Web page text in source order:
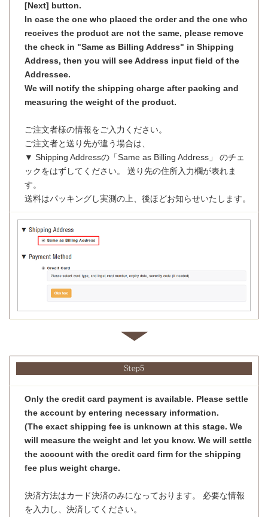
[Next] button.
In case the one who placed the order and the one who
receives the product are not the same, please remove
the check in "Same as Billing Address" in Shipping
Address, then you will see Address input field of the
Addressee.
We will notify the shipping charge after packing and
measuring the weight of the product.
ご注文者様の情報をご入力ください。
ご注文者と送り先が違う場合は、
▼ Shipping Addressの「Same as Billing Address」 のチェ
ックをはずしてください。 送り先の住所入力欄が表れま
す。
送料はパッキングし実測の上、後ほどお知らせいたします。
Only the credit card payment is available. Please settle
the account by entering necessary information.
(The exact shipping fee is unknown at this stage. We
will measure the weight and let you know. We will settle
the account with the credit card firm for the shipping
fee plus weight charge.
決済方法はカード決済のみになっております。 必要な情報
を入力し、決済してください。